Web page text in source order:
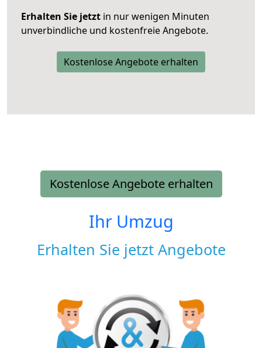
Erhalten Sie jetzt in nur wenigen Minuten
unverbindliche und kostenfreie Angebote.
Kostenlose Angebote erhalten
Kostenlose Angebote erhalten
Ihr Umzug
Erhalten Sie jetzt Angebote